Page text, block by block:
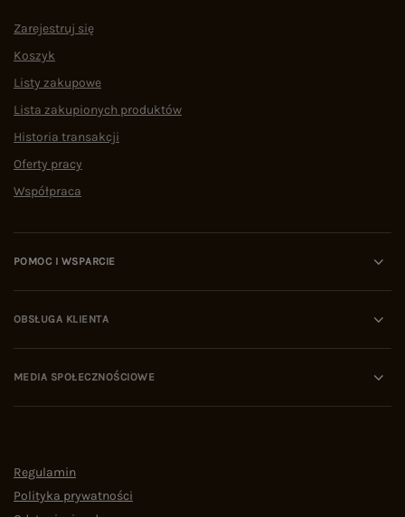
Zarejestruj się
Koszyk
Listy zakupowe
Lista zakupionych produktów
Historia transakcji
Oferty pracy
Współpraca
POMOC I WSPARCIE
OBSŁUGA KLIENTA
MEDIA SPOŁECZNOŚCIOWE
Regulamin
Polityka prywatności